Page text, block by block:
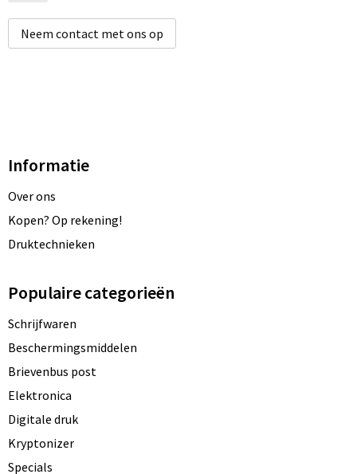
Neem contact met ons op
Informatie
Over ons
Kopen? Op rekening!
Druktechnieken
Populaire categorieën
Schrijfwaren
Beschermingsmiddelen
Brievenbus post
Elektronica
Digitale druk
Kryptonizer
Specials